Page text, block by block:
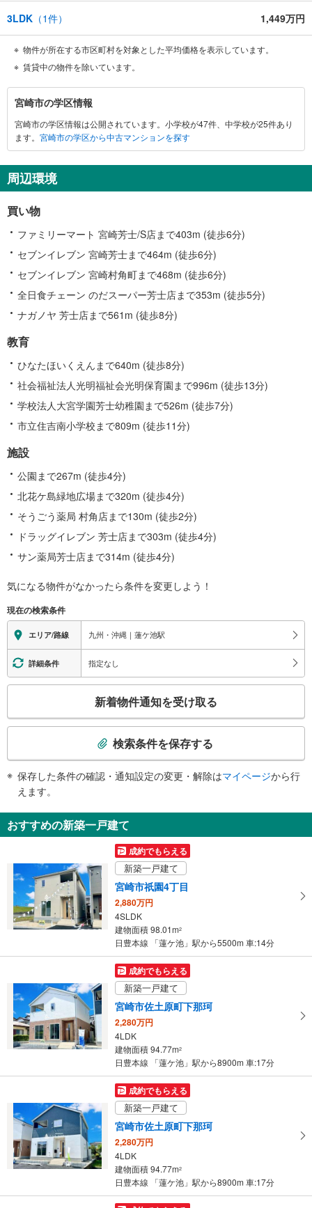
3LDK （1件） 1,449万円
物件が所在する市区町村を対象とした平均価格を表示しています。
賃貸中の物件を除いています。
宮
崎
市
に
す
る
報
宮崎市の学区情報
宮崎市の学区情報は公開されています。小学校が47件、中学校が25件あり
ます。 宮崎市の学区から中古マンションを探す
周辺環境
買い物
ファミリーマート 宮崎芳士/S店まで403m (徒歩6分)
セブンイレブン 宮崎芳士まで464m (徒歩6分)
セブンイレブン 宮崎村角町まで468m (徒歩6分)
全日食チェーン のだスーパー芳士店まで353m (徒歩5分)
ナガノヤ 芳士店まで561m (徒歩8分)
教育
ひなたほいくえんまで640m (徒歩8分)
社会福祉法人光明福祉会光明保育園まで996m (徒歩13分)
学校法人大宮学園芳士幼稚園まで526m (徒歩7分)
市立住吉南小学校まで809m (徒歩11分)
施設
公園まで267m (徒歩4分)
北花ケ島緑地広場まで320m (徒歩4分)
そうごう薬局 村角店まで130m (徒歩2分)
ドラッグイレブン 芳士店まで303m (徒歩4分)
サン薬局芳士店まで314m (徒歩4分)
気になる物件がなかったら条件を変更しよう！
現在の検索条件
エリア/路線 九州・沖縄｜蓮ケ池駅
詳細条件 指定なし
検
知
を
け
取
る
・
条
イ
ペ
ー
ジ
に
存
る
新着物件通知を受け取る
検索条件を保存する
保存した条件の確認・通知設定の変更・解除はマイページから行
えます。
おすすめの新築一戸建て
成約でもらえる
新築一戸建て
宮崎市祇園4丁目
2,880万円
4SLDK
建物面積 98.01m2
日豊本線 「蓮ケ池」駅から5500m 車:14分
成約でもらえる
新築一戸建て
宮崎市佐土原町下那珂
2,280万円
4LDK
建物面積 94.77m2
日豊本線 「蓮ケ池」駅から8900m 車:17分
成約でもらえる
新築一戸建て
宮崎市佐土原町下那珂
2,280万円
4LDK
建物面積 94.77m2
日豊本線 「蓮ケ池」駅から8900m 車:17分